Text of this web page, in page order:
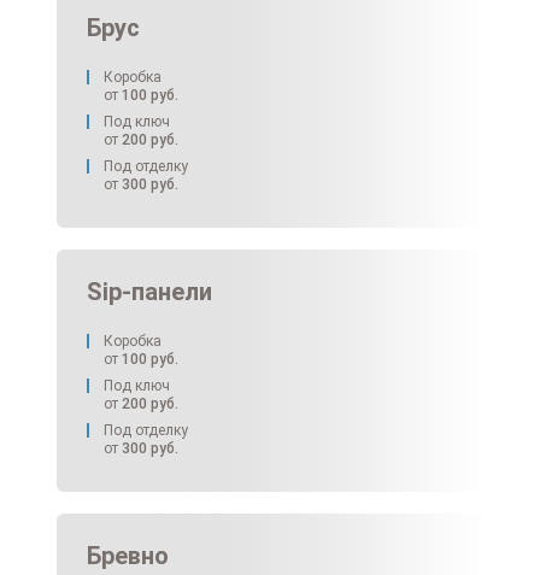
Брус
Коробка
от 100 руб.
Под ключ
от 200 руб.
Под отделку
от 300 руб.
Sip-панели
Коробка
от 100 руб.
Под ключ
от 200 руб.
Под отделку
от 300 руб.
Бревно